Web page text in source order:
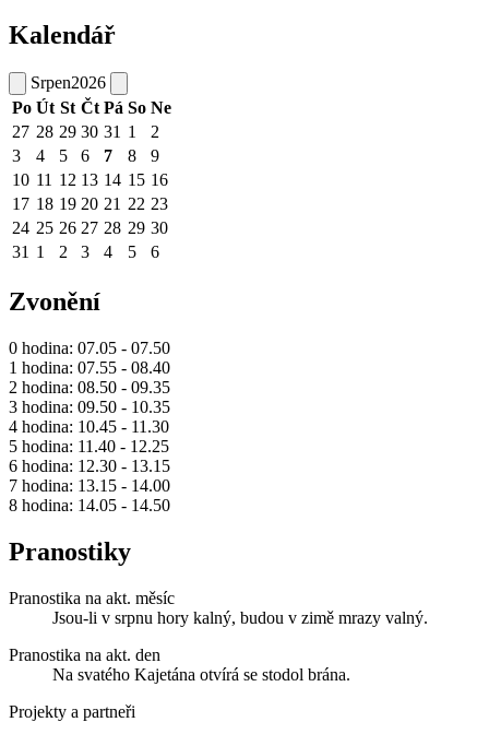
Kalendář
Srpen2026
Po Út St Čt Pá So Ne
27 28 29 30 31 1
2
3
4 5 6 7 8
9
10 11 12 13 14 15 16
17 18 19 20 21 22 23
24 25 26 27 28 29 30
31 1 2 3 4 5 6
Zvonění
0 hodina: 07.05 - 07.50
1 hodina: 07.55 - 08.40
2 hodina: 08.50 - 09.35
3 hodina: 09.50 - 10.35
4 hodina: 10.45 - 11.30
5 hodina: 11.40 - 12.25
6 hodina: 12.30 - 13.15
7 hodina: 13.15 - 14.00
8 hodina: 14.05 - 14.50
Pranostiky
Pranostika na akt. měsíc
Jsou-li v srpnu hory kalný, budou v zimě mrazy valný.
Pranostika na akt. den
Na svatého Kajetána otvírá se stodol brána.
Projekty a partneři